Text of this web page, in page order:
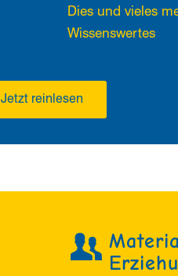
Dies und vieles
Wissenswertes
Jetzt reinlesen